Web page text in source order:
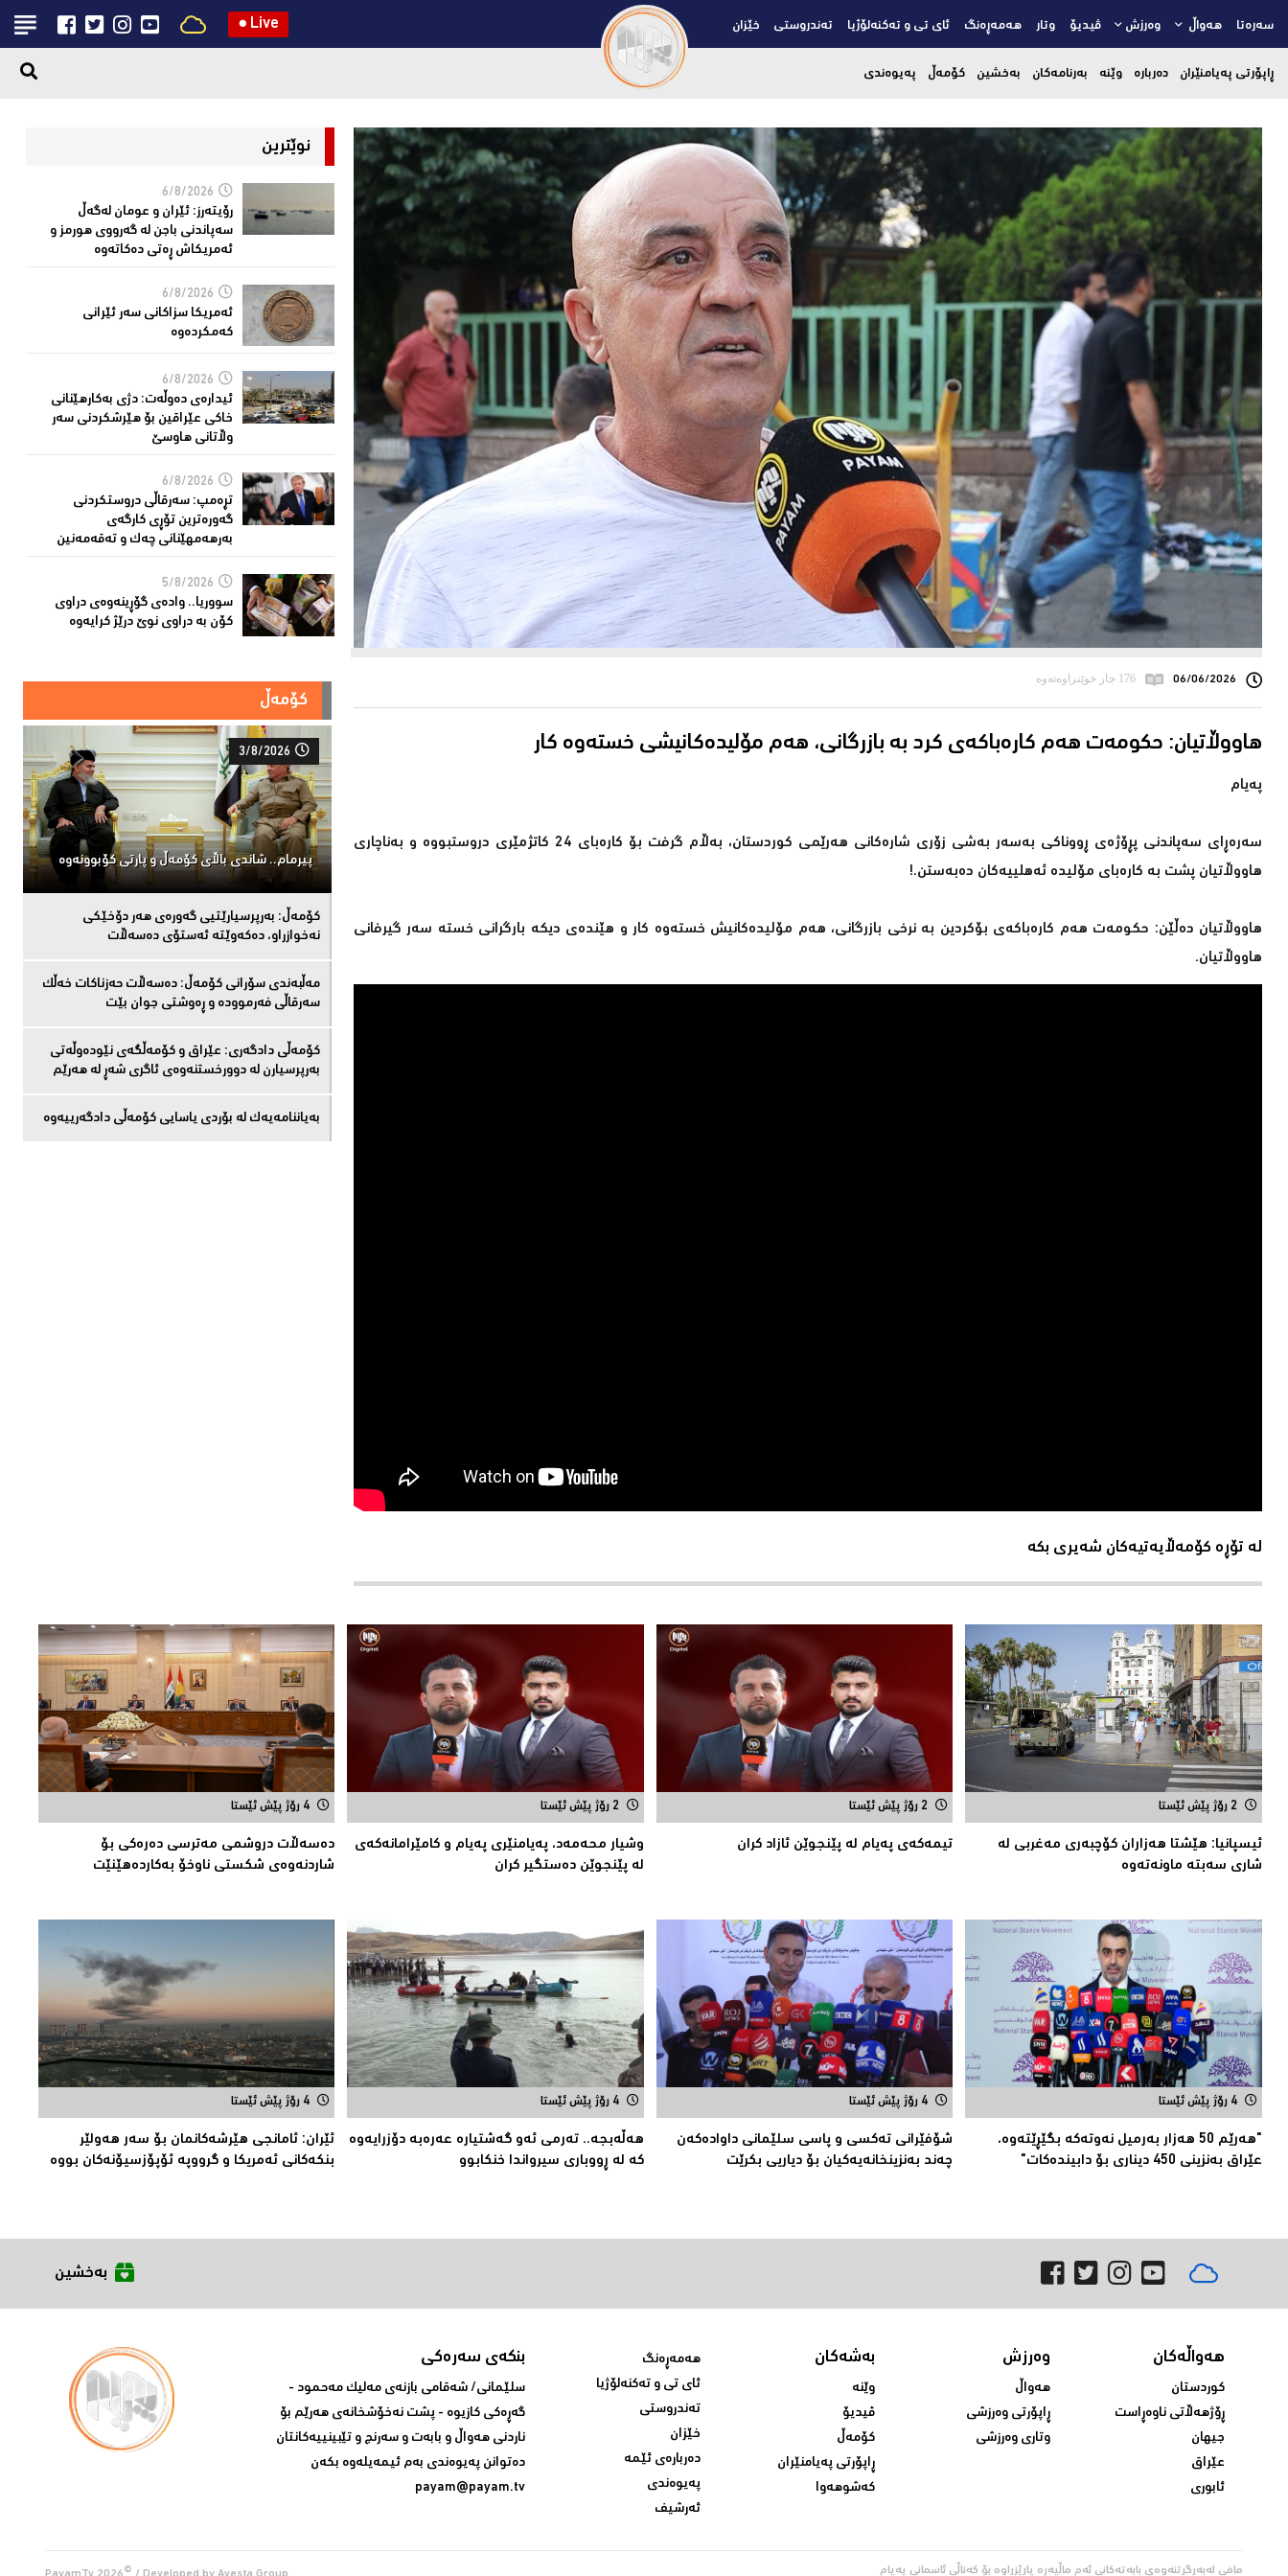
سەرەتا هەواڵ وەرزش ڤیدیۆ وتار هەمەڕەنگ ئای تی و تەکنەلۆژیا تەندروستی خێزان ● Live
ڕاپۆرتی پەیامنێران دەربارە وێنە بەرنامەکان بەخشین کۆمەڵ پەیوەندی
06/06/2026 176 جار خوێنراوەتەوە
هاووڵاتیان: حكومەت هەم كارەباكەی كرد بە بازرگانی، هەم مۆلیدەكانیشی خستەوە كار
پەیام
سەرەڕای سەپاندنی پڕۆژەی ڕووناكی بەسەر بەشی زۆری شارەكانی هەرێمی كوردستان، بەڵام گرفت بۆ كارەبای 24 كاتژمێری دروستبووە و بەناچاری
هاووڵاتیان پشت بە كارەبای مۆلیدە ئەهلییەكان دەبەستن.!
هاووڵاتیان دەڵێن: حكومەت هەم كارەباكەی بۆكردین بە نرخی بازرگانی، هەم مۆلیدەكانیش خستەوە كار و هێندەی دیكە بارگرانی خستە سەر گیرفانی
هاووڵاتیان.
لە تۆڕە کۆمەڵایەتیەکان شەیری بکە
نوێترین
6/8/2026
رۆیتەرز: ئێران و عومان لەگەڵ
سەپاندنی باجن لە گەرووی هورمز و
ئەمریکاش ڕەتی دەکاتەوە
6/8/2026
ئه‌مریكا سزاكانی سه‌ر ئێرانی
كه‌مكرده‌وه‌
6/8/2026
ئیدارەى دەوڵەت: دژى بەکارهێنانى
خاکی عێراقین بۆ هێرشکردنى سەر
وڵاتانی هاوسێ
6/8/2026
تڕەمپ: سەرقاڵى دروستکردنی
گەورەترین تۆڕى کارگەى
بەرهەمهێنانى چەک و تەقەمەنین
5/8/2026
سووریا.. واده‌ی گۆڕینه‌وه‌ی دراوی
كۆن به‌ دراوی نوێ درێژ كرایه‌وه‌
کۆمەڵ
3/8/2026
پیرمام.. شاندی باڵای كۆمه‌ڵ و پارتی كۆبوونه‌وه‌
كۆمەڵ: بەرپرسیارێتیی گەورەی هەر دۆخێکی
نەخوازراو، دەكەوێتە ئەستۆی دەسەڵات
مەڵبەندى سۆرانى کۆمەڵ: دەسەڵات حەزناکات خەڵک
سەرقاڵى فەرموودە و ڕەوشتى جوان بێت
کۆمەڵى دادگەرى: عێراق و كۆمەڵگەی نێودەوڵەتی
بەرپرسیارن لە دوورخستنەوەى ئاگری شەڕ لە هەرێم
بەیاننامەیەک لە بۆردی یاسایی کۆمەڵی دادگەرییەوە
2 رۆژ پێش ئێستا
ئیسپانیا: هێشتا هه‌زاران كۆچبه‌ری مه‌غربی له‌
شاری سه‌بته‌ ماونه‌ته‌وه‌
2 رۆژ پێش ئێستا
تیمه‌كه‌ی په‌یام له‌ پێنجوێن ئازاد كران
2 رۆژ پێش ئێستا
وشیار محه‌مه‌د، په‌یامنێری په‌یام و كامێرامانه‌كه‌ی
له‌ پێنجوێن ده‌ستگیر كران
4 رۆژ پێش ئێستا
دەسەڵات دروشمی مەترسی دەرەكی بۆ
شاردنەوەی شكستی ناوخۆ بەكاردەهێنێت
4 رۆژ پێش ئێستا
"هەرێم 50 هەزار بەرمیل نەوتەكە بگێڕێتەوە،
عێراق بەنزینی 450 دیناری بۆ دابیندەكات"
4 رۆژ پێش ئێستا
شۆفێرانی تەكسی و پاسی سلێمانی داوادەكەن
چەند بەنزینخانەیەكیان بۆ دیاریی بکرێت
4 رۆژ پێش ئێستا
هەڵەبجە.. تەرمی ئەو گەشتیارە عەرەبە دۆزرایەوە
كە لە ڕووباری سیرواندا خنكابوو
4 رۆژ پێش ئێستا
ئێران: ئامانجى هێرشەکانمان بۆ سەر هەولێر
بنکەکانى ئەمریکا و گرووپە ئۆپۆزسیۆنەکان بووە
بەخشین
هەواڵەکان
کوردستان
ڕۆژهەڵاتی ناوەڕاست
جیهان
عێراق
ئابوری
وەرزش
هەواڵ
ڕاپۆرتی وەرزشی
وتاری وەرزشی
بەشەکان
وێنە
ڤیدیۆ
کۆمەڵ
ڕاپۆرتی پەیامنێران
کەشوهەوا
هەمەڕەنگ
ئای تی و تەکنەلۆژیا
تەندروستی
خێزان
دەربارەی ئێمە
پەیوەندی
ئەرشیف
بنکەی سەرەکی
سلێمانی/ شه‌قامی بازنه‌ی مه‌لیک مه‌حمود -
گه‌ڕه‌کی کازیوه‌ - پشت نه‌خۆشخانه‌ی‌ هه‌رێم بۆ
ناردنی‌ هه‌واڵ و بابه‌ت و سه‌رنج و تێبینییه‌كانتان
ده‌توانن په‌یوه‌ندی‌ به‌م ئیمه‌یله‌وه‌ بكه‌ن
payam@payam.tv
مافی لەبەرگرتنەوەی بابەتەکانی ئەم ماڵپەڕە پارێزراوە بۆ کەناڵی ئاسمانی پەیام ©